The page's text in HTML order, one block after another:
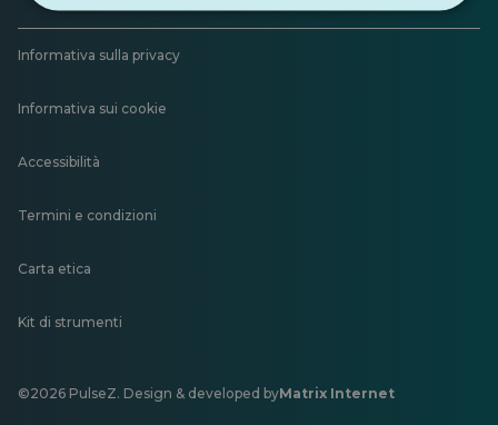
Informativa sulla privacy
Informativa sui cookie
Accessibilità
Termini e condizioni
Carta etica
Kit di strumenti
©2026 PulseZ. Design & developed byMatrix Internet
Si